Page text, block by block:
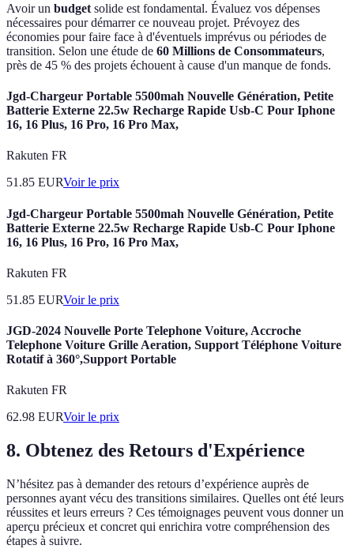
Avoir un budget solide est fondamental. Évaluez vos dépenses
nécessaires pour démarrer ce nouveau projet. Prévoyez des
économies pour faire face à d'éventuels imprévus ou périodes de
transition. Selon une étude de 60 Millions de Consommateurs,
près de 45 % des projets échouent à cause d'un manque de fonds.
Jgd-Chargeur Portable 5500mah Nouvelle Génération, Petite
Batterie Externe 22.5w Recharge Rapide Usb-C Pour Iphone
16, 16 Plus, 16 Pro, 16 Pro Max,
Rakuten FR
51.85 EURVoir le prix
Jgd-Chargeur Portable 5500mah Nouvelle Génération, Petite
Batterie Externe 22.5w Recharge Rapide Usb-C Pour Iphone
16, 16 Plus, 16 Pro, 16 Pro Max,
Rakuten FR
51.85 EURVoir le prix
JGD-2024 Nouvelle Porte Telephone Voiture, Accroche
Telephone Voiture Grille Aeration, Support Téléphone Voiture
Rotatif à 360°,Support Portable
Rakuten FR
62.98 EURVoir le prix
8. Obtenez des Retours d'Expérience
N’hésitez pas à demander des retours d’expérience auprès de
personnes ayant vécu des transitions similaires. Quelles ont été leurs
réussites et leurs erreurs ? Ces témoignages peuvent vous donner un
aperçu précieux et concret qui enrichira votre compréhension des
étapes à suivre.